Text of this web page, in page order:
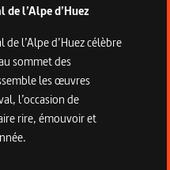
l’Alpe d’Huez
de l’Alpe d’Huez célèbre
sommet des
les œuvres
l’occasion de
rire, émouvoir et